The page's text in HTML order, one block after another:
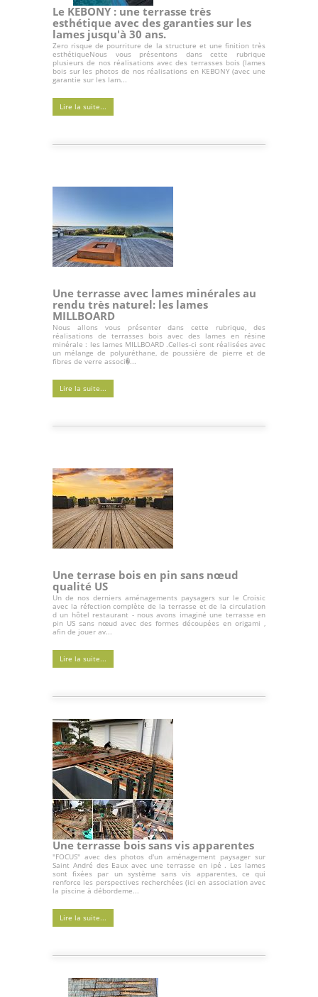
Le KEBONY : une terrasse très
esthétique avec des garanties sur les
lames jusqu'à 30 ans.
Zero risque de pourriture de la structure et une finition très
esthétiqueNous vous présentons dans cette rubrique
plusieurs de nos réalisations avec des terrasses bois (lames
bois sur les photos de nos réalisations en KEBONY (avec une
garantie sur les lam...
Lire la suite...
Une terrasse avec lames minérales au
rendu très naturel: les lames
MILLBOARD
Nous allons vous présenter dans cette rubrique, des
réalisations de terrasses bois avec des lames en résine
minérale : les lames MILLBOARD .Celles-ci sont réalisées avec
un mélange de polyuréthane, de poussière de pierre et de
fibres de verre associ�...
Lire la suite...
Une terrase bois en pin sans nœud
qualité US
Un de nos derniers aménagements paysagers sur le Croisic
avec la réfection complète de la terrasse et de la circulation
d un hôtel restaurant - nous avons imaginé une terrasse en
pin US sans nœud avec des formes découpées en origami ,
afin de jouer av...
Lire la suite...
Une terrasse bois sans vis apparentes
"FOCUS" avec des photos d'un aménagement paysager sur
Saint André des Eaux avec une terrasse en ipé . Les lames
sont fixées par un système sans vis apparentes, ce qui
renforce les perspectives recherchées (ici en association avec
la piscine à débordeme...
Lire la suite...